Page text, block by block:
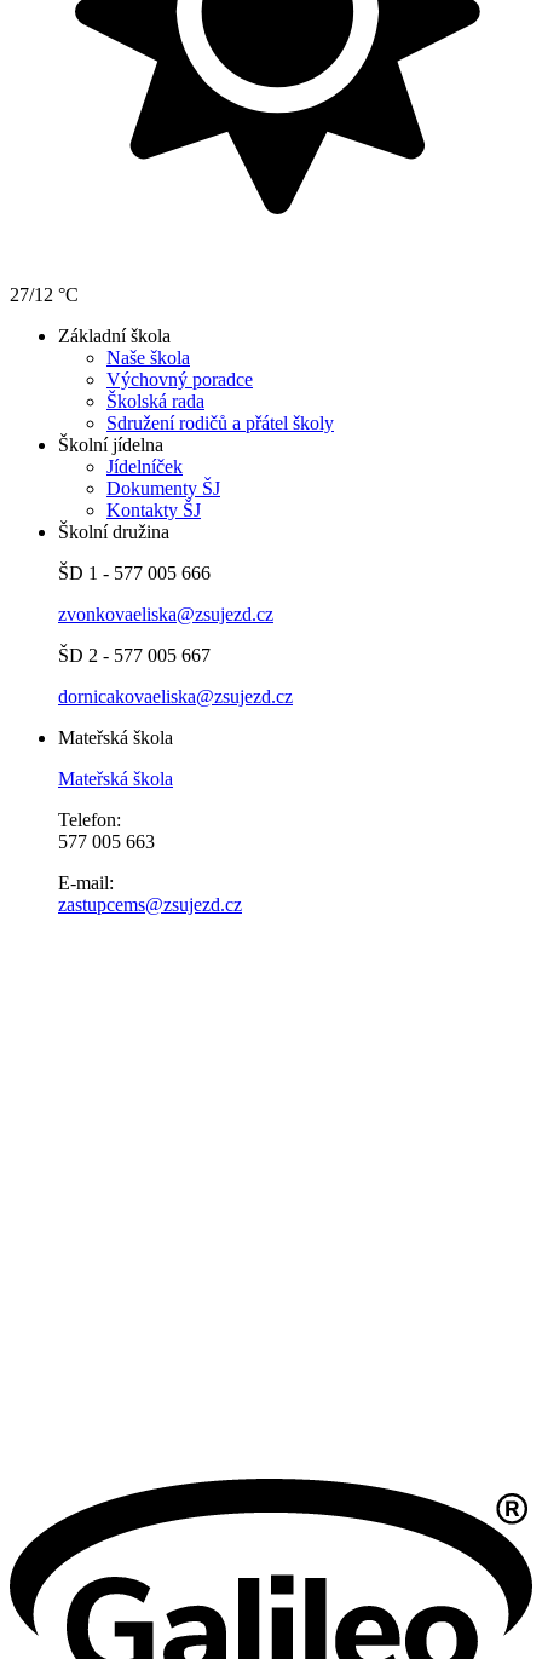
27/12 °C
Základní škola
Naše škola
Výchovný poradce
Školská rada
Sdružení rodičů a přátel školy
Školní jídelna
Jídelníček
Dokumenty ŠJ
Kontakty ŠJ
Školní družina
ŠD 1 - 577 005 666
zvonkovaeliska@zsujezd.cz
ŠD 2 - 577 005 667
dornicakovaeliska@zsujezd.cz
Mateřská škola
Mateřská škola
Telefon:
577 005 663
E-mail:
zastupcems@zsujezd.cz